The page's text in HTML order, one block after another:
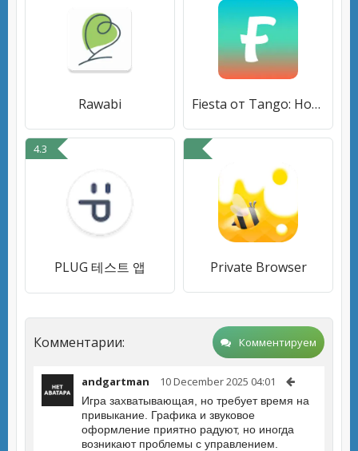
Rawabi Fiesta от Tango: Новые знакомс
4.3
PLUG 테스트 앱 Private Browser
Комментарии: Комментируем
andgartman 10 December 2025 04:01
Игра захватывающая, но требует время на
привыкание. Графика и звуковое
оформление приятно радуют, но иногда
возникают проблемы с управлением.